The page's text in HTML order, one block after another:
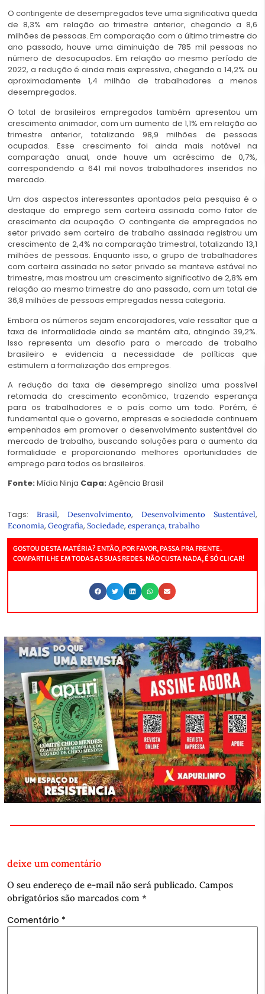
O contingente de desempregados teve uma significativa queda
de 8,3% em relação ao trimestre anterior, chegando a 8,6
milhões de pessoas. Em comparação com o último trimestre do
ano passado, houve uma diminuição de 785 mil pessoas no
número de desocupados. Em relação ao mesmo período de
2022, a redução é ainda mais expressiva, chegando a 14,2% ou
aproximadamente 1,4 milhão de trabalhadores a menos
desempregados.
O total de brasileiros empregados também apresentou um
crescimento animador, com um aumento de 1,1% em relação ao
trimestre anterior, totalizando 98,9 milhões de pessoas
ocupadas. Esse crescimento foi ainda mais notável na
comparação anual, onde houve um acréscimo de 0,7%,
correspondendo a 641 mil novos trabalhadores inseridos no
mercado.
Um dos aspectos interessantes apontados pela pesquisa é o
destaque do emprego sem carteira assinada como fator de
crescimento da ocupação. O contingente de empregados no
setor privado sem carteira de trabalho assinada registrou um
crescimento de 2,4% na comparação trimestral, totalizando 13,1
milhões de pessoas. Enquanto isso, o grupo de trabalhadores
com carteira assinada no setor privado se manteve estável no
trimestre, mas mostrou um crescimento significativo de 2,8% em
relação ao mesmo trimestre do ano passado, com um total de
36,8 milhões de pessoas empregadas nessa categoria.
Embora os números sejam encorajadores, vale ressaltar que a
taxa de informalidade ainda se mantém alta, atingindo 39,2%.
Isso representa um desafio para o mercado de trabalho
brasileiro e evidencia a necessidade de políticas que
estimulem a formalização dos empregos.
A redução da taxa de desemprego sinaliza uma possível
retomada do crescimento econômico, trazendo esperança
para os trabalhadores e o país como um todo. Porém, é
fundamental que o governo, empresas e sociedade continuem
empenhados em promover o desenvolvimento sustentável do
mercado de trabalho, buscando soluções para o aumento da
formalidade e proporcionando melhores oportunidades de
emprego para todos os brasileiros.
Fonte: Mídia Ninja Capa: Agência Brasil
Tags: Brasil, Desenvolvimento, Desenvolvimento Sustentável,
Economia, Geografia, Sociedade, esperança, trabalho
GOSTOU DESTA MATÉRIA? ENTÃO, POR FAVOR, PASSA PRA FRENTE.
COMPARTILHE EM TODAS AS SUAS REDES. NÃO CUSTA NADA, É SÓ CLICAR!
deixe um comentário
O seu endereço de e-mail não será publicado. Campos
obrigatórios são marcados com *
Comentário *